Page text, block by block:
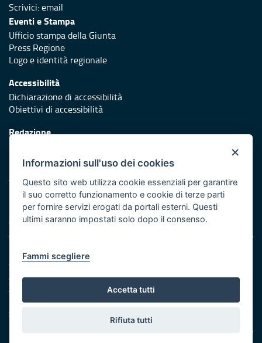
Scrivici:email
Eventi e Stampa
Ufficio stampa della Giunta
Press Regione
Logo e identità regionale
Accessibilità
Dichiarazione di accessibilità
Obiettivi di accessibilità
Redazione
Protezione civile
Vai al sito di Protezione Civile Puglia
Iniziativa finanziata con risorse del POR Puglia 2014/2020 -
Asse XI
Note legali
Cookie e privacy
Amministrazione trasparente
Atti di notifica
Feed RSS
Servizi Intranet
×
Informazioni sull'uso dei cookies
Questo sito web utilizza cookie essenziali per garantire
il suo corretto funzionamento e cookie di terze parti
per fornire servizi erogati da portali esterni. Questi
ultimi saranno impostati solo dopo il consenso.
Fammi scegliere
Accetta tutti
Rifiuta tutti